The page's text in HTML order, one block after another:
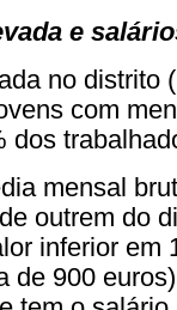
e
no distrito
com
dos
mensal
outrem do
inferior em
de 900